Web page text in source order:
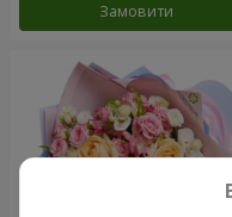
Замовити